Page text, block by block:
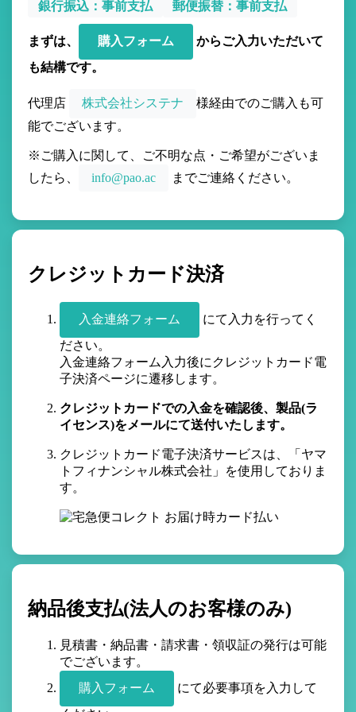
銀行振込：事前支払 郵便振替：事前支払
まずは、 購入フォーム
からご入力いただいて
も結構です。
代理店 株式会社システナ
様経由でのご購入も可
能でございます。
※ご購入に関して、ご不明な点・ご希望がございま
したら、
info@pao.ac までご連絡ください。
クレジットカード決済
入金連絡フォーム
にて入力を行ってく
ださい。
入金連絡フォーム入力後にクレジットカード電
子決済ページに遷移します。
クレジットカードでの入金を確認後、製品(ラ
イセンス)をメールにて送付いたします。
クレジットカード電子決済サービスは、「ヤマ
トフィナンシャル株式会社」を使用しておりま
す。
納品後支払(法人のお客様のみ)
見積書・納品書・請求書・領収証の発行は可能
でございます。
購入フォーム
にて必要事項を入力して